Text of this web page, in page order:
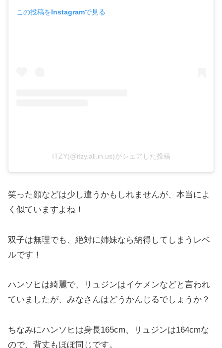
この投稿をInstagramで見る
ITZY(@itzy.all.in.us)がシェアした投稿
笑った顔などは少し違うかもしれませんが、本当によ
く似ていますよね！
双子は無理でも、絶対に姉妹なら納得してしまうレベ
ルです！
ハンソヒは綺麗で、リュジンはイケメンなどと言われ
ていましたが、みなさんはどうかんじるでしょうか？
ちなみにハンソヒは身長165cm、リュジンは164cmな
ので、背丈もほぼ同じです。